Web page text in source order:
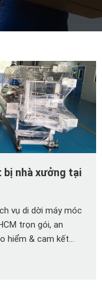
bị nhà xưởng tại
vụ di dời máy móc
trọn gói, an
hiểm & cam kết
máy móc thiết bị